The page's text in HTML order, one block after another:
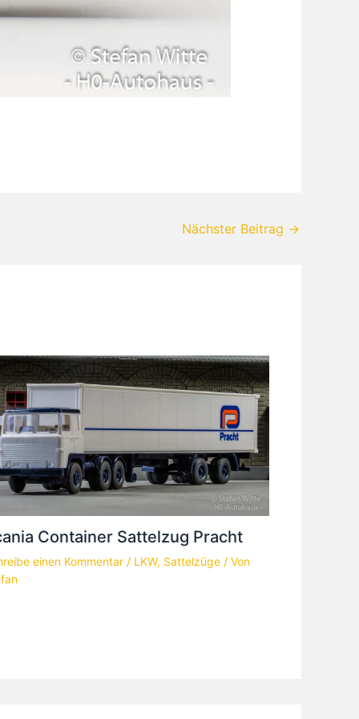
Nächster Beitrag →
Container Sattelzug Pracht
einen Kommentar / LKW, Sattelzüge / Von